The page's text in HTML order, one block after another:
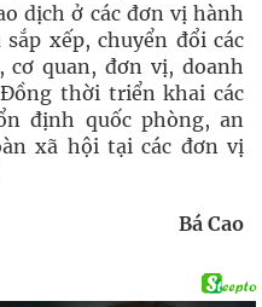
dịch ở các đơn vị hành
xếp, chuyển đổi các
quan, đơn vị, doanh
thời triển khai các
định quốc phòng, an
xã hội tại các đơn vị
Bá Cao